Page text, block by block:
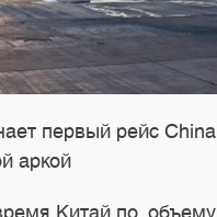
первый рейс China
аркой